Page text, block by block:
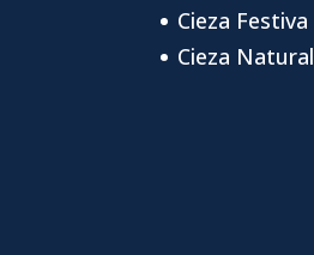
Cieza Festiva
Cieza Natural